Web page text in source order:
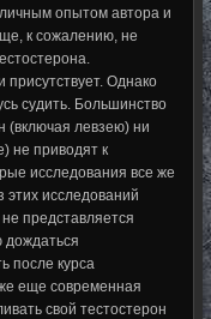
опытом автора и
к сожалению, не
присутствует. Однако
судить. Большинство
(включая левзею) ни
не приводят к
исследования все же
этих исследований
представляется
после курса
еще современная
свой тестостерон